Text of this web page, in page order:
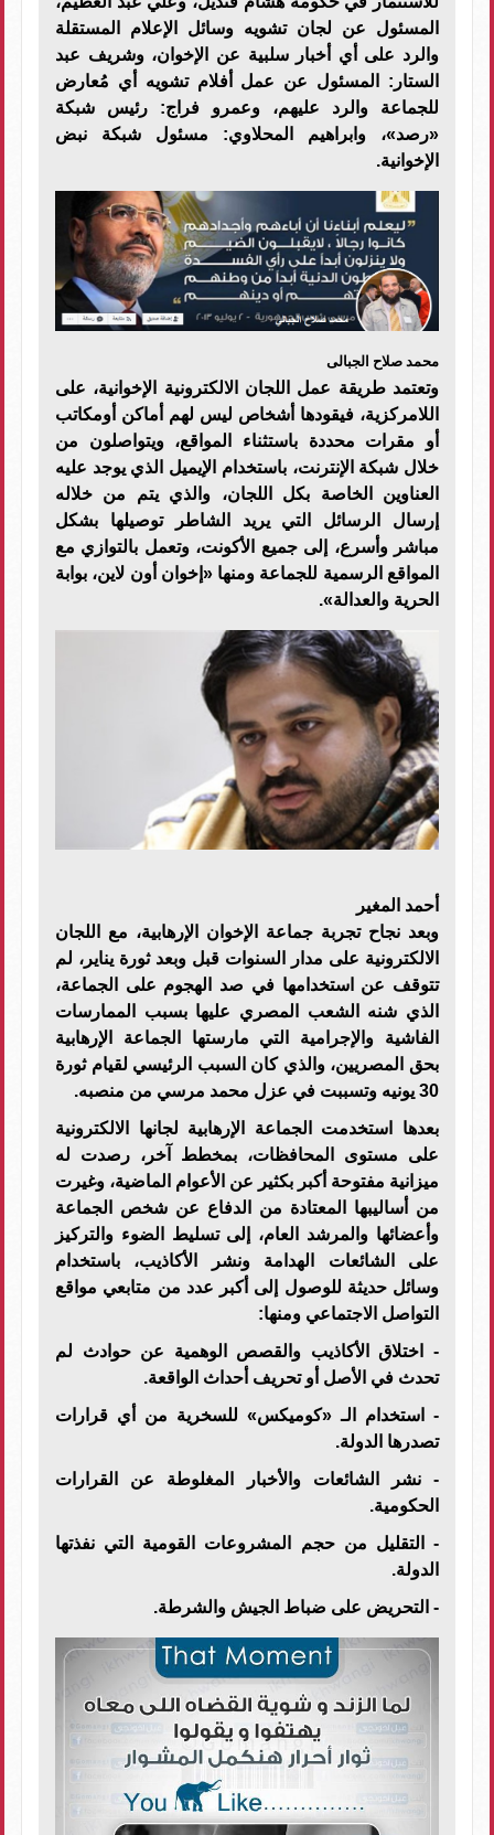
المسئول عن لجان تشويه وسائل الإعلام المستقلة
والرد على أي أخبار سلبية عن الإخوان، وشريف عبد
الستار: المسئول عن عمل أفلام تشويه أي مُعارض
للجماعة والرد عليهم، وعمرو فراج: رئيس شبكة
«رصد»، وابراهيم المحلاوي: مسئول شبكة نبض
الإخوانية.
محمد صلاح الجبالى
وتعتمد طريقة عمل اللجان الالكترونية الإخوانية، على
اللامركزية، فيقودها أشخاص ليس لهم أماكن أومكاتب
أو مقرات محددة باستثناء المواقع، ويتواصلون من
خلال شبكة الإنترنت، باستخدام الإيميل الذي يوجد عليه
العناوين الخاصة بكل اللجان، والذي يتم من خلاله
إرسال الرسائل التي يريد الشاطر توصيلها بشكل
مباشر وأسرع، إلى جميع الأكونت، وتعمل بالتوازي مع
المواقع الرسمية للجماعة ومنها «إخوان أون لاين، بوابة
الحرية والعدالة».
أحمد المغير
وبعد نجاح تجربة جماعة الإخوان الإرهابية، مع اللجان
الالكترونية على مدار السنوات قبل وبعد ثورة يناير، لم
تتوقف عن استخدامها في صد الهجوم على الجماعة،
الذي شنه الشعب المصري عليها بسبب الممارسات
الفاشية والإجرامية التي مارستها الجماعة الإرهابية
بحق المصريين، والذي كان السبب الرئيسي لقيام ثورة
30 يونيه وتسببت في عزل محمد مرسي من منصبه.
بعدها استخدمت الجماعة الإرهابية لجانها الالكترونية
على مستوى المحافظات، بمخطط آخر، رصدت له
ميزانية مفتوحة أكبر بكثير عن الأعوام الماضية، وغيرت
من أساليبها المعتادة من الدفاع عن شخص الجماعة
وأعضائها والمرشد العام، إلى تسليط الضوء والتركيز
على الشائعات الهدامة ونشر الأكاذيب، باستخدام
وسائل حديثة للوصول إلى أكبر عدد من متابعي مواقع
التواصل الاجتماعي ومنها:
- اختلاق الأكاذيب والقصص الوهمية عن حوادث لم
تحدث في الأصل أو تحريف أحداث الواقعة.
- استخدام الـ «كوميكس» للسخرية من أي قرارات
تصدرها الدولة.
- نشر الشائعات والأخبار المغلوطة عن القرارات
الحكومية.
- التقليل من حجم المشروعات القومية التي نفذتها
الدولة.
- التحريض على ضباط الجيش والشرطة.